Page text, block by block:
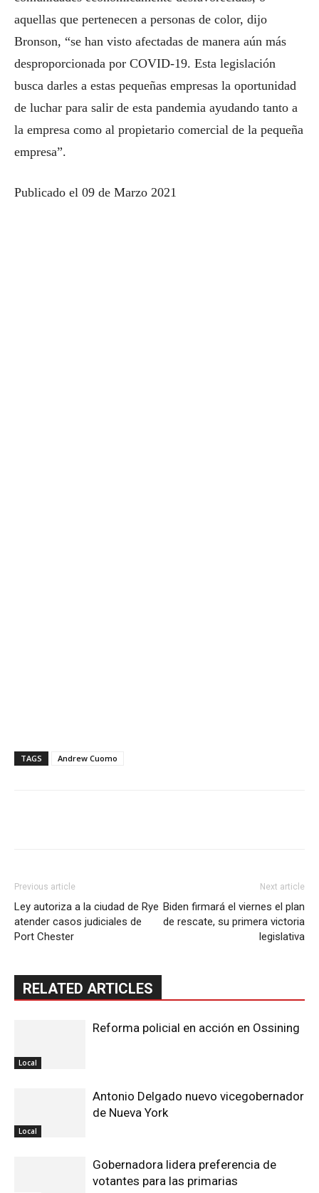
aquellas que pertenecen a personas de color, dijo
Bronson, “se han visto afectadas de manera aún más
desproporcionada por COVID-19. Esta legislación
busca darles a estas pequeñas empresas la oportunidad
de luchar para salir de esta pandemia ayudando tanto a
la empresa como al propietario comercial de la pequeña
empresa”.
Publicado el 09 de Marzo 2021
TAGS Andrew Cuomo
Previous article
Ley autoriza a la ciudad de Rye
atender casos judiciales de
Port Chester
Next article
Biden firmará el viernes el plan
de rescate, su primera victoria
legislativa
RELATED ARTICLES
Local
Reforma policial en acción en Ossining
Local
Antonio Delgado nuevo vicegobernador
de Nueva York
Gobernadora lidera preferencia de
votantes para las primarias